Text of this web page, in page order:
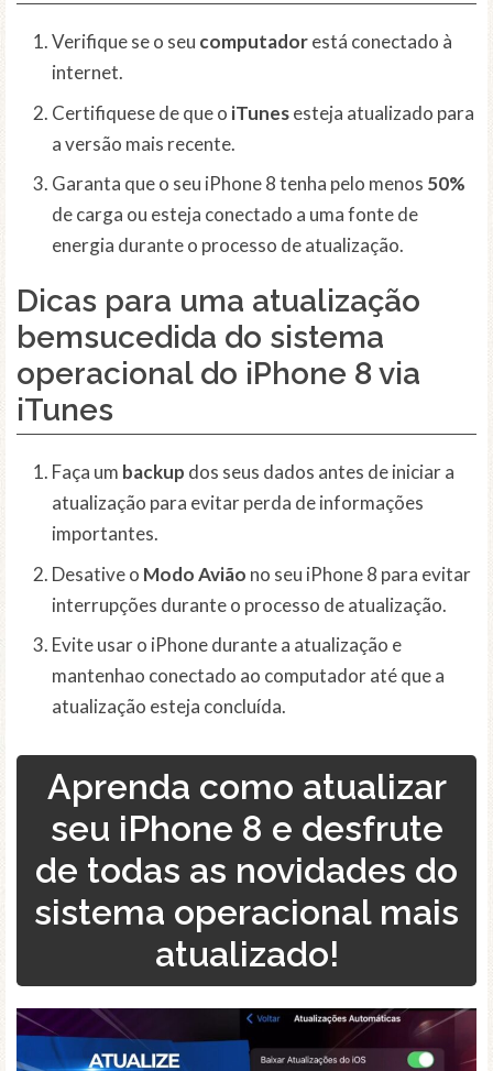
Verifique se o seu computadorestá conectado à
internet.
Certifiquese de que o iTunesesteja atualizado para
a versão mais recente.
Garanta que o seu iPhone 8 tenha pelo menos 50%
de carga ou esteja conectado a uma fonte de
energia durante o processo de atualização.
Dicas para uma atualização
bemsucedida do sistema
operacional do iPhone 8 via
iTunes
Faça um backup dos seus dados antes de iniciar a
atualização para evitar perda de informações
importantes.
Desative o Modo Avião no seu iPhone 8 para evitar
interrupções durante o processo de atualização.
Evite usar o iPhone durante a atualização e
mantenhao conectado ao computador até que a
atualização esteja concluída.
Aprenda como atualizar
seu iPhone 8 e desfrute
de todas as novidades do
sistema operacional mais
atualizado!